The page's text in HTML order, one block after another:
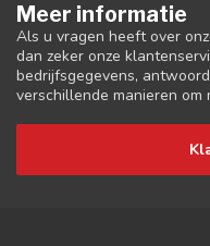
Meer informatie
Als u vragen heeft over
dan zeker onze
bedrijfsgegevens,
verschillende manieren